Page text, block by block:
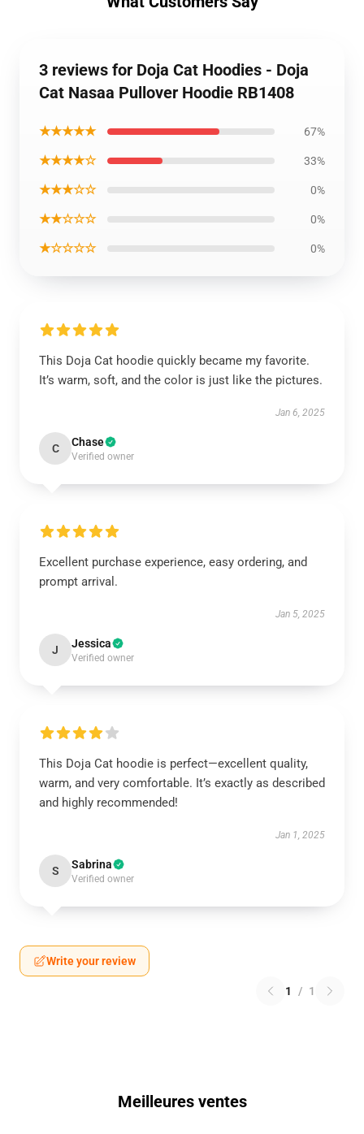
3 reviews for Doja Cat Hoodies - Doja
Cat Nasaa Pullover Hoodie RB1408
★★★★★ 67%
★★★★☆ 33%
★★★☆☆ 0%
★★☆☆☆ 0%
★☆☆☆☆ 0%
This Doja Cat hoodie quickly became my favorite.
It’s warm, soft, and the color is just like the pictures.
Jan 6, 2025
C Chase
Verified owner
Excellent purchase experience, easy ordering, and
prompt arrival.
Jan 5, 2025
J Jessica
Verified owner
This Doja Cat hoodie is perfect—excellent quality,
warm, and very comfortable. It’s exactly as described
and highly recommended!
Jan 1, 2025
S Sabrina
Verified owner
Write your review
1 / 1
Meilleures ventes